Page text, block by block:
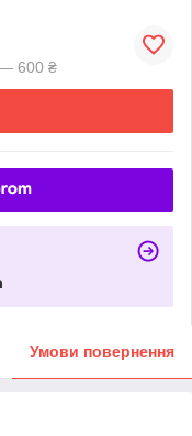
— 600 ₴
Умови повернення